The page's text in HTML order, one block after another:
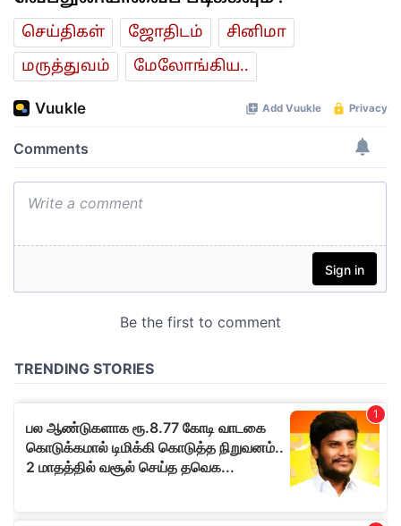
செய்திகள் ஜோ‌திட‌ம்
சினிமா
மரு‌த்துவ‌ம்
மேலோங்கிய..